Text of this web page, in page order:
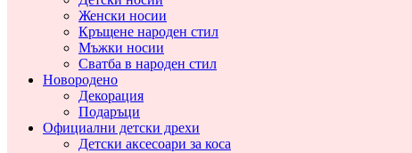
Женски носии
Кръщене народен стил
Мъжки носии
Сватба в народен стил
Новородено
Декорация
Подаръци
Официални детски дрехи
Детски аксесоари за коса